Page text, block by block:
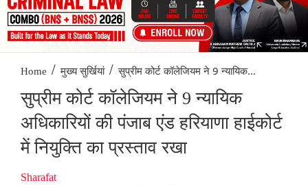
Home / मुख्य सुर्खियां / सुप्रीम कोर्ट कॉलेजियम ने 9 न्यायिक...
सुप्रीम कोर्ट कॉलेजियम ने 9 न्यायिक
अधिकारियों की पंजाब एंड हरियाणा हाईकोर्ट
में नियुक्ति का प्रस्ताव रखा
Sharafat